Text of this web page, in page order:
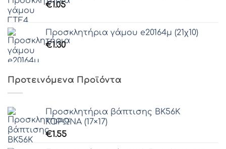
€1.05
Προσκλητήρια γάμου e20164μ (21χ10)
€1.30
Προτεινόμενα Προϊόντα
Προσκλητήρια βάπτισης ΒΚ56K
ΚΟΡΩΝΑ (17×17)
€1.55